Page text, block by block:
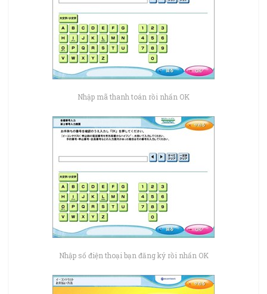
Nhập mã thanh toán rồi nhấn OK
Nhập số điện thoại bạn đăng ký rồi nhấn OK